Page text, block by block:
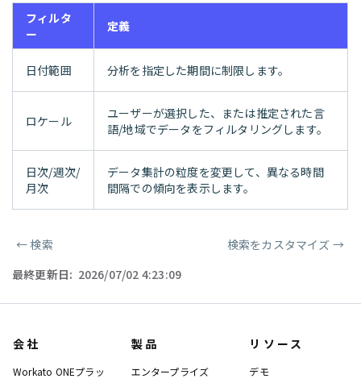
フィルタ
ー
定義
日付範囲 分析を指定した期間に制限します。
ロケール
ユーザーが選択した、または推定された言
語/地域でデータをフィルタリングします。
日次/週次/
月次
データ集計の粒度を変更して、異なる時間
間隔での傾向を表示します。
ページャー
← 検索 検索をカスタマイズ →
最終更新日: 2026/07/02 4:23:09
会社
Workato ONEプラッ
製品
エンタープライズ
リソース
デモ